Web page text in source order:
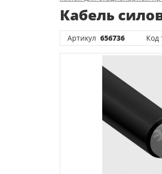
Кабель
Артикул 656736 Код